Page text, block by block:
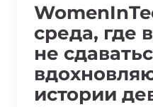
среда, где
не
истории